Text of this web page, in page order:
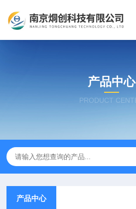
产品中心
PRODUCT
产品中心